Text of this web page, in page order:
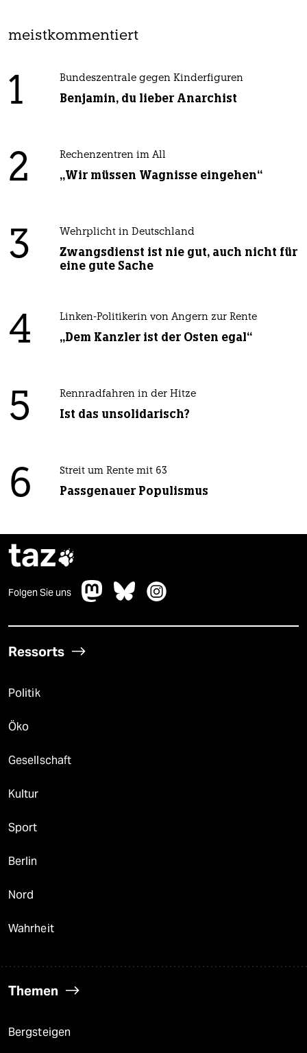
meistkommentiert
1 Bundeszentrale gegen Kinderfiguren
Benjamin, du lieber Anarchist
2 Rechenzentren im All
„Wir müssen Wagnisse eingehen“
3 Wehrplicht in Deutschland
Zwangsdienst ist nie gut, auch nicht für
eine gute Sache
4 Linken-Politikerin von Angern zur Rente
„Dem Kanzler ist der Osten egal“
5 Rennradfahren in der Hitze
Ist das unsolidarisch?
6 Streit um Rente mit 63
Passgenauer Populismus
taz
Folgen Sie uns
Ressorts
Politik
Öko
Gesellschaft
Kultur
Sport
Berlin
Nord
Wahrheit
Themen
Bergsteigen